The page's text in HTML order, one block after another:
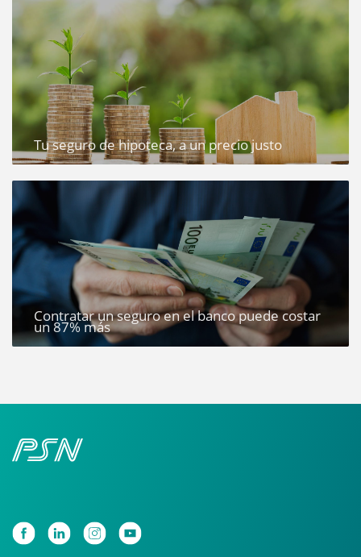
Tu seguro de hipoteca, a un precio justo
Contratar un seguro en el banco puede costar
un 87% más